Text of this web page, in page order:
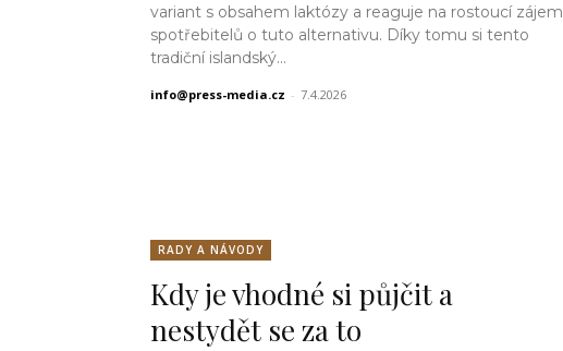
variant s obsahem laktózy a reaguje na rostoucí zájem
spotřebitelů o tuto alternativu. Díky tomu si tento
tradiční islandský...
info@press-media.cz - 7.4.2026
RADY A NÁVODY
Kdy je vhodné si půjčit a
nestydět se za to